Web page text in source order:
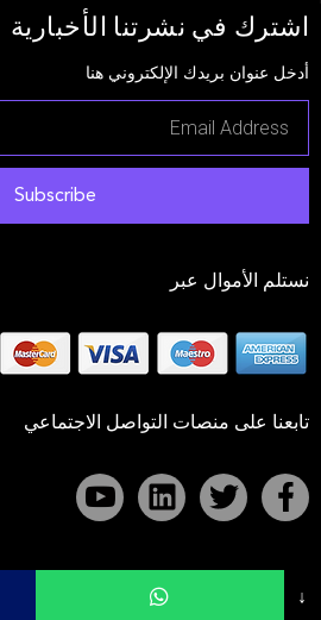
اشترك في نشرتنا الأخبارية
أدخل عنوان بريدك الإلكتروني هنا
Subscribe
نستلم الأموال عبر
تابعنا على منصات التواصل الاجتماعي
↓